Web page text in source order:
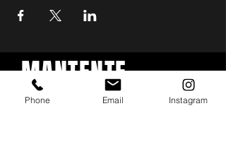
MANTENTE
ACTUALIZADO
Phone Email Instagram